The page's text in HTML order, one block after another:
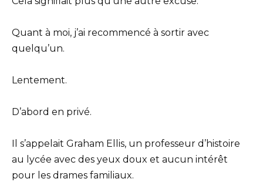
Quant à moi, j’ai recommencé à sortir avec
quelqu’un.
Lentement.
D’abord en privé.
Il s’appelait Graham Ellis, un professeur d’histoire
au lycée avec des yeux doux et aucun intérêt
pour les drames familiaux.